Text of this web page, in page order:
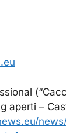
aperti –